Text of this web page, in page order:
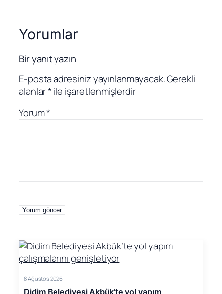
Yorumlar
Bir yanıt yazın
E-posta adresiniz yayınlanmayacak.Gerekli
alanlar* ile işaretlenmişlerdir
Yorum*
8 Ağustos 2026
Didim Belediyesi Akbük’te yol yapım